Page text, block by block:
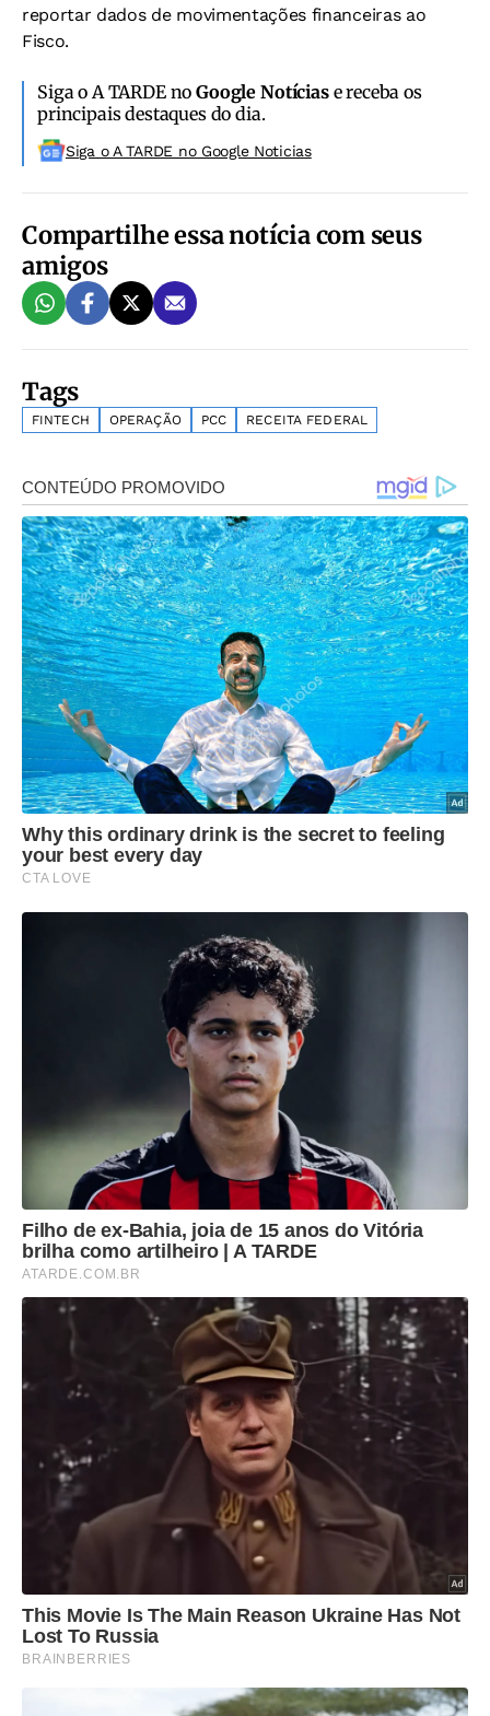
reportar dados de movimentações financeiras ao
Fisco.
Siga o A TARDE noGoogle Notíciase receba os
principais destaques do dia.
Siga o A TARDE no Google Noticias
Compartilhe essa notícia com seus
amigos
Tags
FINTECH OPERAÇÃO PCC RECEITA FEDERAL